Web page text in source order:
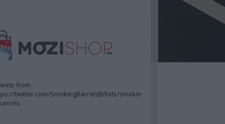
from
twitter.com/SmokingBarrelsB/lists/smokin